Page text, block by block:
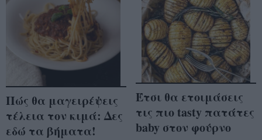
Πώς θα μαγειρέψεις
τέλεια τον κιμά: Δες
εδώ τα βήματα!
Έτσι θα ετοιμάσεις
τις πιο tasty πατάτες
baby στον φούρνο